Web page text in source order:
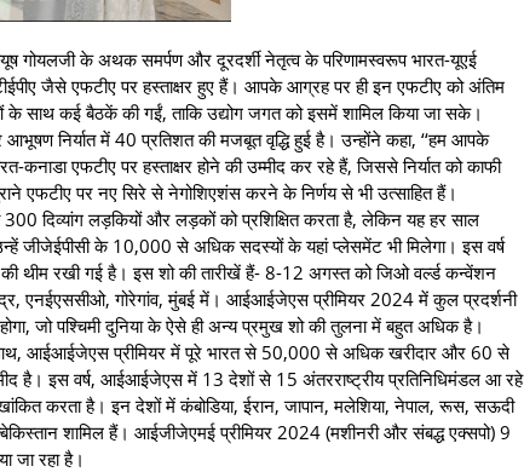
गोयलजी के अथक समर्पण और दूरदर्शी नेतृत्व के परिणामस्वरूप भारत-यूएई
जैसे एफटीए पर हस्ताक्षर हुए हैं। आपके आग्रह पर ही इन एफटीए को अंतिम
साथ कई बैठकें की गईं, ताकि उद्योग जगत को इसमें शामिल किया जा सके।
निर्यात में 40 प्रतिशत की मजबूत वृद्धि हुई है। उन्होंने कहा, ‘‘हम आपके
एफटीए पर हस्ताक्षर होने की उम्मीद कर रहे हैं, जिससे निर्यात को काफी
एफटीए पर नए सिरे से नेगोशिएशंस करने के निर्णय से भी उत्साहित हैं।
दिव्यांग लड़कियों और लड़कों को प्रशिक्षित करता है, लेकिन यह हर साल
जीजेईपीसी के 10,000 से अधिक सदस्यों के यहां प्लेसमेंट भी मिलेगा। इस वर्ष
थीम रखी गई है। इस शो की तारीखें हैं- 8-12 अगस्त को जिओ वर्ल्ड कन्वेंशन
एनईएससीओ, गोरेगांव, मुंबई में। आईआईजेएस प्रीमियर 2024 में कुल प्रदर्शनी
जो पश्चिमी दुनिया के ऐसे ही अन्य प्रमुख शो की तुलना में बहुत अधिक है।
आईआईजेएस प्रीमियर में पूरे भारत से 50,000 से अधिक खरीदार और 60 से
है। इस वर्ष, आईआईजेएस में 13 देशों से 15 अंतरराष्ट्रीय प्रतिनिधिमंडल आ रहे
करता है। इन देशों में कंबोडिया, ईरान, जापान, मलेशिया, नेपाल, रूस, सऊदी
शामिल हैं। आईजीजेएमई प्रीमियर 2024 (मशीनरी और संबद्ध एक्सपो) 9
जा रहा है।